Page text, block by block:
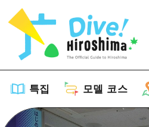
특집 모델 코스